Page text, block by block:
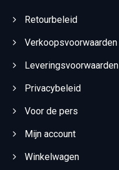
Retourbeleid
Verkoopsvoorwaarden
Leveringsvoorwaarden
Privacybeleid
Voor de pers
Mijn account
Winkelwagen